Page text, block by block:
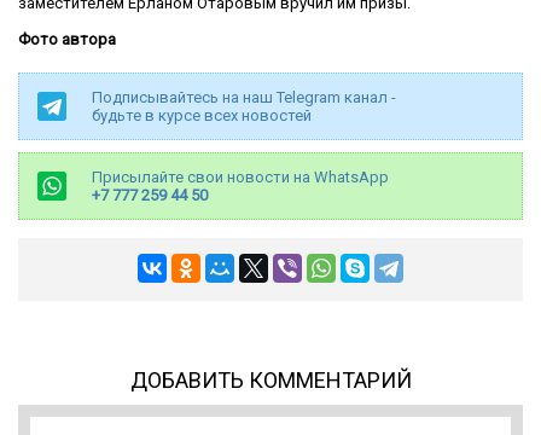
Фото автора
Подписывайтесь на наш Telegram канал -
будьте в курсе всех новостей
Присылайте свои новости на WhatsApp
+7 777 259 44 50
ДОБАВИТЬ КОММЕНТАРИЙ